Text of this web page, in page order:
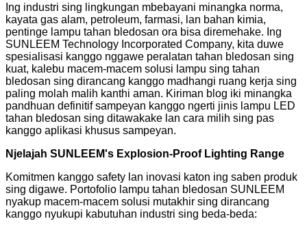
Ing industri sing lingkungan mbebayani minangka norma,
kayata gas alam, petroleum, farmasi, lan bahan kimia,
pentinge lampu tahan bledosan ora bisa diremehake. Ing
SUNLEEM Technology Incorporated Company, kita duwe
spesialisasi kanggo nggawe peralatan tahan bledosan sing
kuat, kalebu macem-macem solusi lampu sing tahan
bledosan sing dirancang kanggo madhangi ruang kerja sing
paling molah malih kanthi aman. Kiriman blog iki minangka
pandhuan definitif sampeyan kanggo ngerti jinis lampu LED
tahan bledosan sing ditawakake lan cara milih sing pas
kanggo aplikasi khusus sampeyan.
Njelajah SUNLEEM's Explosion-Proof Lighting Range
Komitmen kanggo safety lan inovasi katon ing saben produk
sing digawe. Portofolio lampu tahan bledosan SUNLEEM
nyakup macem-macem solusi mutakhir sing dirancang
kanggo nyukupi kabutuhan industri sing beda-beda: